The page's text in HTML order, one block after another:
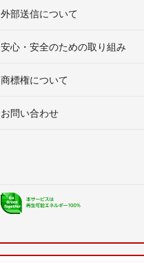
外部送信について
安心・安全のための取り組み
商標権について
お問い合わせ